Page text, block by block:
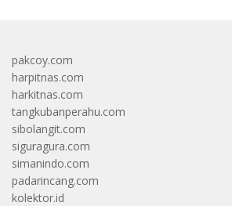
pakcoy.com
harpitnas.com
harkitnas.com
tangkubanperahu.com
sibolangit.com
siguragura.com
simanindo.com
padarincang.com
kolektor.id